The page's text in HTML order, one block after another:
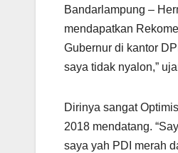
Bandarlampung –
mendapatkan
Gubernur di kantor
saya tidak nyalon,”
Dirinya sangat
2018 mendatang.
saya yah PDI merah